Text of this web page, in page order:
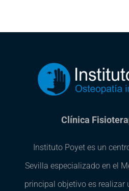
Clínica
Instituto Poyet es un
Sevilla especializado en el
principal objetivo es realizar